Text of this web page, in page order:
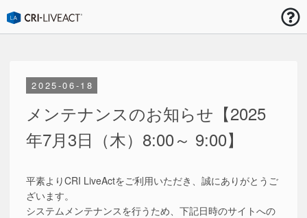
お知らせ
2025-06-18
メンテナンスのお知らせ【2025
年7月3日（木）8:00～ 9:00】
平素よりCRI LiveActをご利用いただき、誠にありがとうご
ざいます。
システムメンテナンスを行うため、下記日時のサイトへの